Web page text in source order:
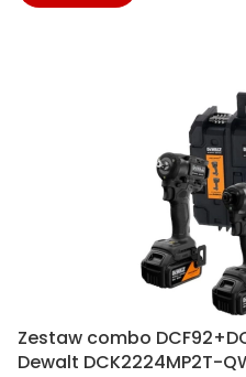
Zestaw combo
Dewalt DCK2224MP2T-